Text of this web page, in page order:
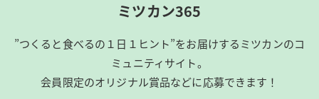
ミツカン365
”つくると食べるの１日１ヒント”をお届けするミツカンのコ
ミュニティサイト。
会員限定のオリジナル賞品などに応募できます！